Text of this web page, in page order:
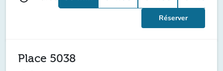
Réserver
Place 5038